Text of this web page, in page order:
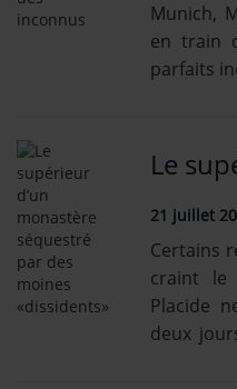
Munich,
en train
parfaits
21 juillet
Certains
craint
Placide
deux